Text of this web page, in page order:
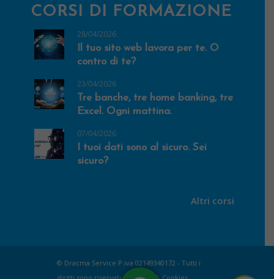
CORSI DI FORMAZIONE
28/04/2026
Il tuo sito web lavora per te. O
contro di te?
23/04/2026
Tre banche, tre home banking, tre
Excel. Ogni mattina.
07/04/2026
I tuoi dati sono al sicuro. Sei
sicuro?
Altri corsi
© Dracma Service P.iva 02149340172 - Tutti i